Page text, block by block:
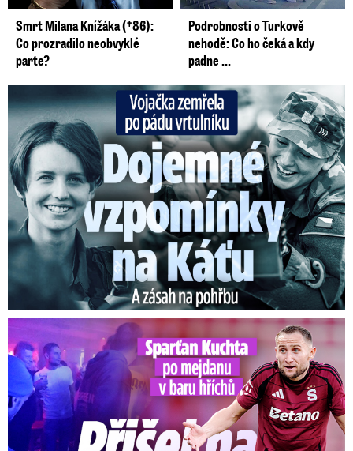
Smrt Milana Knížáka (†86):
Co prozradilo neobvyklé
parte?
Podrobnosti o Turkově
nehodě: Co ho čeká a kdy
padne ...
Vojačka zemřela po pádu vrtulníku: Dojemné vzpomínky na ...
Kuchta po mejdanu v baru hříchů: Přišel na trénink opilý?!